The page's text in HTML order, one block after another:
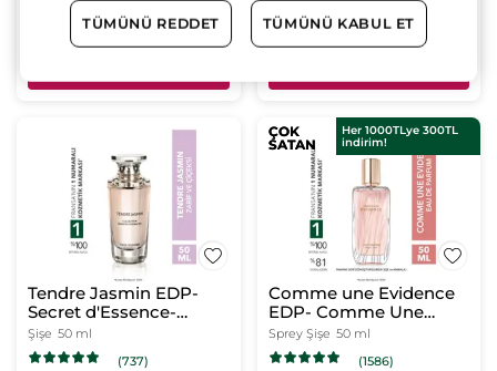
Tendre Jasmin EDP-
Secret d'Essence-
Kadın Parfüm-Vegan
Şişe 50 ml
(737)
ÇOK
SATAN
ÇOK
SATAN
Her 1000TLye 300TL
indirim!
Comme une Evidence
EDP- Comme Une
Evidence- Kadın
Parfüm
Sprey Şişe 50 ml
(1586)
TÜMÜNÜ REDDET TÜMÜNÜ KABUL ET